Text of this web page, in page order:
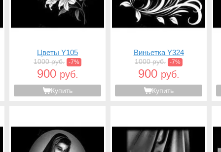
Цветы Y105
1000 руб. -7%
900 руб.
Купить
Виньетка Y324
1000 руб. -7%
900 руб.
Купить